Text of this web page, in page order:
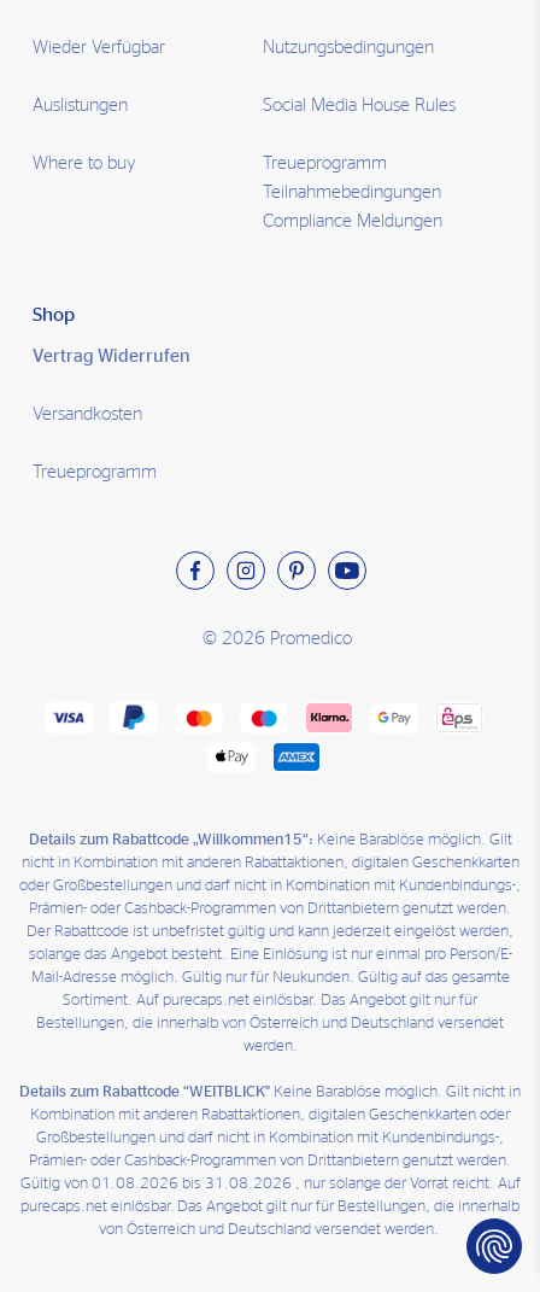
Wieder Verfügbar
Auslistungen
Where to buy
Nutzungsbedingungen
Social Media House Rules
Treueprogramm
Teilnahmebedingungen
Compliance Meldungen
Shop
Vertrag Widerrufen
Versandkosten
Treueprogramm
© 2026 Promedico
Details zum Rabattcode „Willkommen15“: Keine Barablöse möglich. Gilt
nicht in Kombination mit anderen Rabattaktionen, digitalen Geschenkkarten
oder Großbestellungen und darf nicht in Kombination mit Kundenbindungs-,
Prämien- oder Cashback-Programmen von Drittanbietern genutzt werden.
Der Rabattcode ist unbefristet gültig und kann jederzeit eingelöst werden,
solange das Angebot besteht. Eine Einlösung ist nur einmal pro Person/E-
Mail-Adresse möglich. Gültig nur für Neukunden. Gültig auf das gesamte
Sortiment. Auf purecaps.net einlösbar. Das Angebot gilt nur für
Bestellungen, die innerhalb von Österreich und Deutschland versendet
werden.
Details zum Rabattcode “WEITBLICK" Keine Barablöse möglich. Gilt nicht in
Kombination mit anderen Rabattaktionen, digitalen Geschenkkarten oder
Großbestellungen und darf nicht in Kombination mit Kundenbindungs-,
Prämien- oder Cashback-Programmen von Drittanbietern genutzt werden.
Gültig von 01.08.2026 bis 31.08.2026 , nur solange der Vorrat reicht. Auf
purecaps.net einlösbar. Das Angebot gilt nur für Bestellungen, die innerhalb
von Österreich und Deutschland versendet werden.